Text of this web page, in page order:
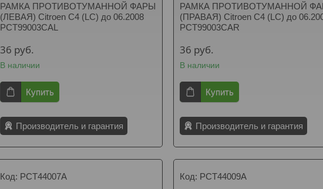
РАМКА ПРОТИВОТУМАННОЙ ФАРЫ
(ЛЕВАЯ) Citroen C4 (LC) до 06.2008
PCT99003CAL
36 руб.
В наличии
Купить
Производитель и гарантия
РАМКА ПРОТИВОТУМАННОЙ
(ПРАВАЯ) Citroen C4 (LC) до
PCT99003CAR
36 руб.
В наличии
Купить
Производитель и гарантия
PCT44007A PCT44009A